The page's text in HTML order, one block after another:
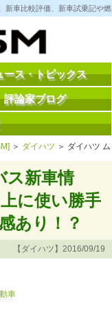
車比較評価、新車試乗記や
ース・トピックス
評論家ブログ
＞ ダイハツ ＞ ダイハツ ム
ス新車情
に使い勝手
あり！？
【ダイハツ】2016/09/19
車